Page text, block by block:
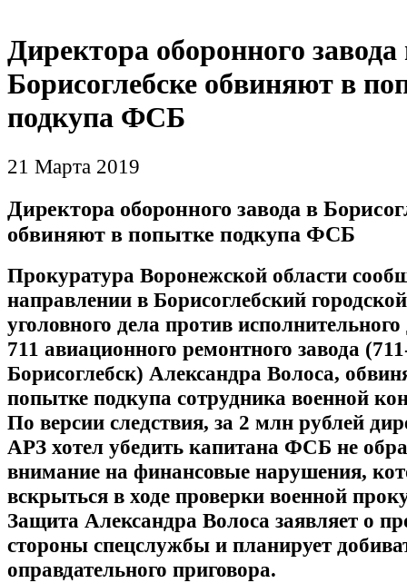
Директора оборонного завода
Борисоглебске обвиняют в
подкупа ФСБ
21 Марта 2019
Директора оборонного завода в
обвиняют в попытке подкупа ФСБ
Прокуратура Воронежской области
направлении в Борисоглебский
уголовного дела против
711 авиационного ремонтного завода
Борисоглебск) Александра Волоса,
попытке подкупа сотрудника военной
По версии следствия, за 2 млн рублей
АРЗ хотел убедить капитана ФСБ не
внимание на финансовые нарушения,
вскрытьcя в ходе проверки военной
Защита Александра Волоса заявляет о
стороны спецслужбы и планирует
оправдательного приговора.